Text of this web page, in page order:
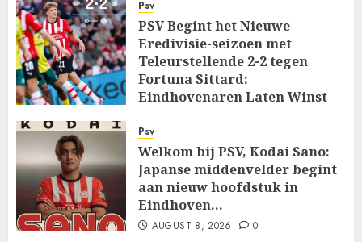
Psv
PSV Begint het Nieuwe
Eredivisie-seizoen met
Teleurstellende 2-2 tegen
Fortuna Sittard:
Eindhovenaren Laten Winst
AUGUST 8, 2026
Psv
Welkom bij PSV, Kodai Sano:
Japanse middenvelder begint
aan nieuw hoofdstuk in
Eindhoven…
AUGUST 8, 2026 0